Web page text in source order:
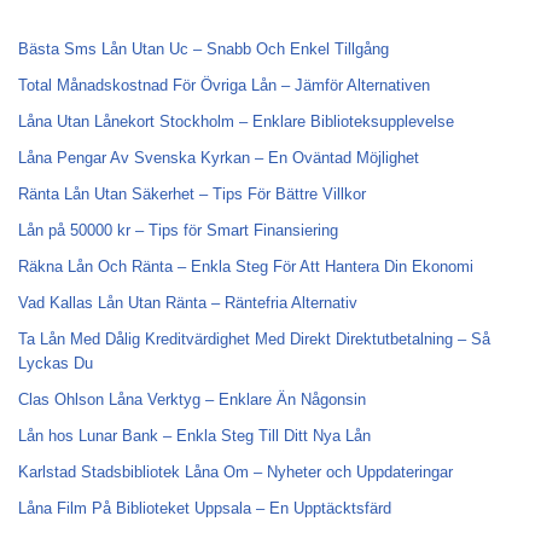
Bästa Sms Lån Utan Uc – Snabb Och Enkel Tillgång
Total Månadskostnad För Övriga Lån – Jämför Alternativen
Låna Utan Lånekort Stockholm – Enklare Biblioteksupplevelse
Låna Pengar Av Svenska Kyrkan – En Oväntad Möjlighet
Ränta Lån Utan Säkerhet – Tips För Bättre Villkor
Lån på 50000 kr – Tips för Smart Finansiering
Räkna Lån Och Ränta – Enkla Steg För Att Hantera Din Ekonomi
Vad Kallas Lån Utan Ränta – Räntefria Alternativ
Ta Lån Med Dålig Kreditvärdighet Med Direkt Direktutbetalning – Så
Lyckas Du
Clas Ohlson Låna Verktyg – Enklare Än Någonsin
Lån hos Lunar Bank – Enkla Steg Till Ditt Nya Lån
Karlstad Stadsbibliotek Låna Om – Nyheter och Uppdateringar
Låna Film På Biblioteket Uppsala – En Upptäcktsfärd